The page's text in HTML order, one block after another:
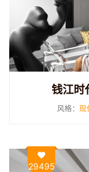
钱江时
风格： 现
29495